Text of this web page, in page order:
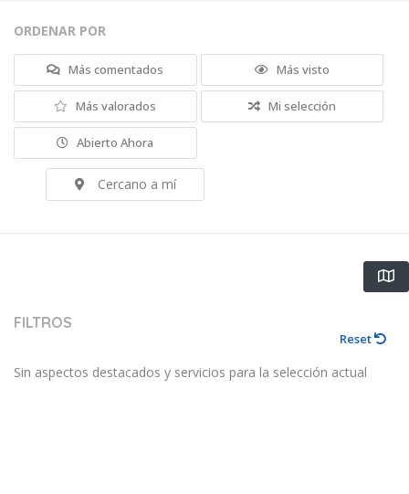
ORDENAR POR
Más comentados Más visto
Más valorados Mi selección
Abierto Ahora
Cercano a mí
FILTROS
Reset
Sin aspectos destacados y servicios para la selección actual